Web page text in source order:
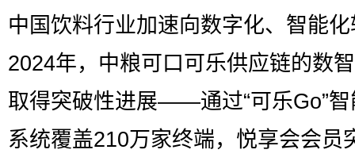
中国饮料行业加速向数字化、智能
2024年，中粮可口可乐供应链的数
取得突破性进展——通过“可乐Go”智
系统覆盖210万家终端，悦享会会员